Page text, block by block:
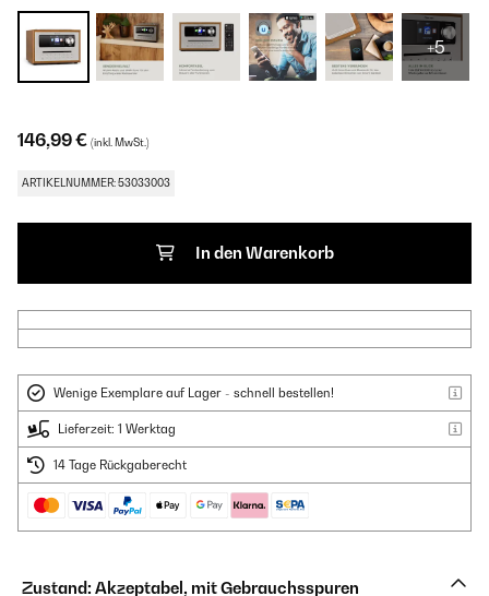
+5
146,99 € (inkl. MwSt.)
ARTIKELNUMMER: 53033003
In den Warenkorb
Wenige Exemplare auf Lager - schnell bestellen!
Lieferzeit: 1 Werktag
14 Tage Rückgaberecht
Zustand: Akzeptabel, mit Gebrauchsspuren